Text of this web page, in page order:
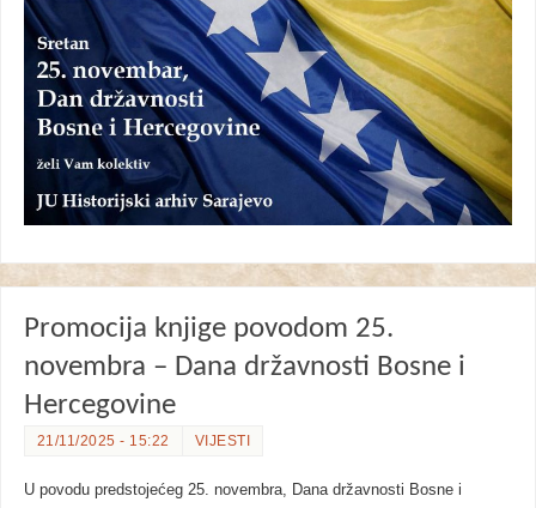
Promocija knjige povodom 25.
novembra – Dana državnosti Bosne i
Hercegovine
21/11/2025 - 15:22 VIJESTI
U povodu predstojećeg 25. novembra, Dana državnosti Bosne i